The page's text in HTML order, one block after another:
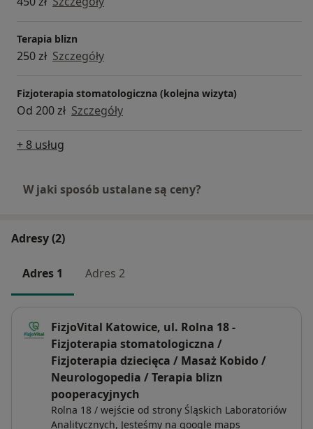
Terapia blizn
250 zł Szczegóły
Fizjoterapia stomatologiczna (kolejna wizyta)
Od 200 zł Szczegóły
+ 8 usług
W jaki sposób ustalane są ceny?
Adresy (2)
Adres 1 Adres 2
FizjoVital Katowice, ul. Rolna 18 -
Fizjoterapia stomatologiczna /
Fizjoterapia dziecięca / Masaż Kobido /
Neurologopedia / Terapia blizn
pooperacyjnych
Rolna 18 / wejście od strony Śląskich Laboratoriów
Analitycznych, Jesteśmy na google maps